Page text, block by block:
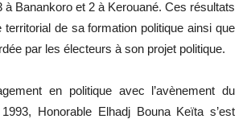
à Banankoro et 2 à Kerouané. Ces résultats
territorial de sa formation politique ainsi que
par les électeurs à son projet politique.
en politique avec l’avènement du
Honorable Elhadj Bouna Keïta s’est